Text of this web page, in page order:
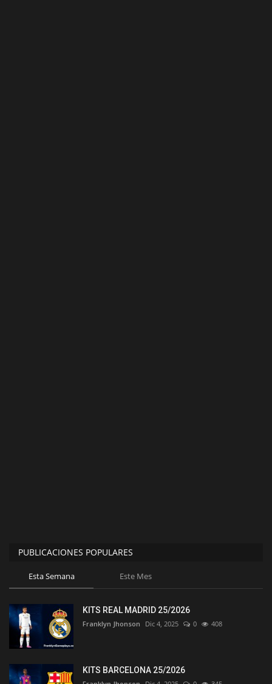
PUBLICACIONES POPULARES
Esta Semana Este Mes
KITS REAL MADRID 25/2026
Franklyn Jhonson Dic 4, 2025 0 408
KITS BARCELONA 25/2026